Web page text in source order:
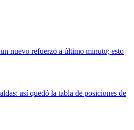
nuevo refuerzo a último minuto; esto
así quedó la tabla de posiciones de